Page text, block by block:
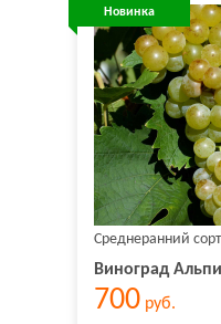
Новинка
Среднеранний
Виноград
700руб.